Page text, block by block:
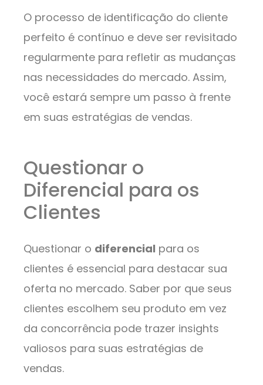
O processo de identificação do cliente
perfeito é contínuo e deve ser revisitado
regularmente para refletir as mudanças
nas necessidades do mercado. Assim,
você estará sempre um passo à frente
em suas estratégias de vendas.
Questionar o
Diferencial para os
Clientes
Questionar o diferencial para os
clientes é essencial para destacar sua
oferta no mercado. Saber por que seus
clientes escolhem seu produto em vez
da concorrência pode trazer insights
valiosos para suas estratégias de
vendas.